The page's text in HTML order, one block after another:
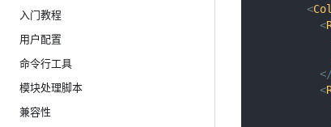
入门教程
用户配置
命令行工具
模块处理脚本
兼容性
<
<
</
<